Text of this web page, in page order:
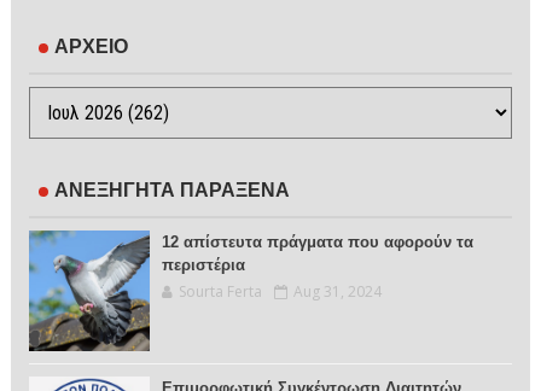
ΑΡΧΕΙΟ
ΑΝΕΞΗΓΗΤΑ ΠΑΡΑΞΕΝΑ
12 απίστευτα πράγματα που αφορούν τα
περιστέρια
Sourta Ferta Aug 31, 2024